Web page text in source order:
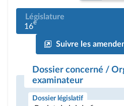
Législature
16e
Suivre les
Dossier concerné /
examinateur
Dossier législatif